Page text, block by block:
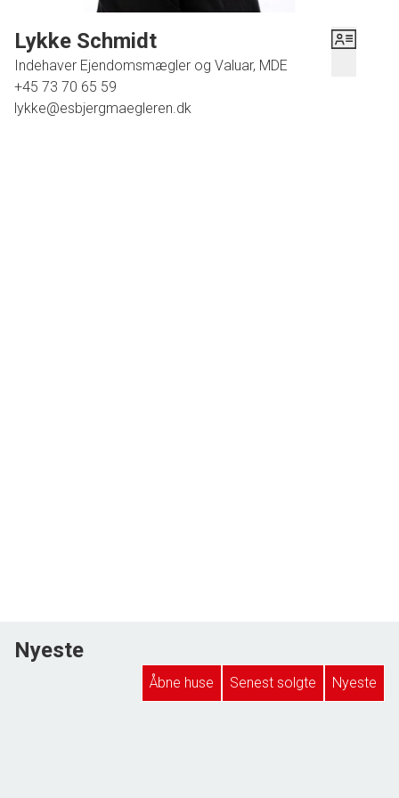
Lykke Schmidt
Indehaver Ejendomsmægler og Valuar, MDE
+45 73 70 65 59
lykke@esbjergmaegleren.dk
Nyeste
Åbne huse Senest solgte Nyeste